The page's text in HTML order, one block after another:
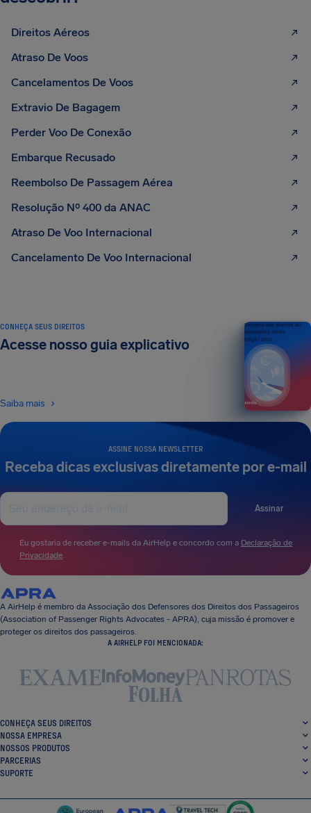
Direitos Aéreos
Atraso De Voos
Cancelamentos De Voos
Extravio De Bagagem
Perder Voo De Conexão
Embarque Recusado
Reembolso De Passagem Aérea
Resolução Nº 400 da ANAC
Atraso De Voo Internacional
Cancelamento De Voo Internacional
ASSINE NOSSA NEWSLETTER
Receba dicas exclusivas diretamente por e-mail
Assinar
Eu gostaria de receber e-mails da AirHelp e concordo com a Declaração de
Privacidade.
CONHEÇA SEUS DIREITOS
Acesse nosso guia explicativo
Saiba mais
Seu guia dos direitos do
passageiro aéreo
EDIÇÃO 2026
A AirHelp é membro da Associação dos Defensores dos Direitos dos Passageiros
(Association of Passenger Rights Advocates - APRA), cuja missão é promover e
proteger os direitos dos passageiros.
A AIRHELP FOI MENCIONADA:
CONHEÇA SEUS DIREITOS
NOSSA EMPRESA
NOSSOS PRODUTOS
PARCERIAS
SUPORTE